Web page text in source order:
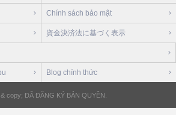
Chính sách bảo mật
資金決済法に基づく表示
Blog chính thức
copy; ĐÃ ĐĂNG KÝ BẢN QUYỀN.